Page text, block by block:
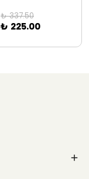
₺ 337.50
₺ 225.00